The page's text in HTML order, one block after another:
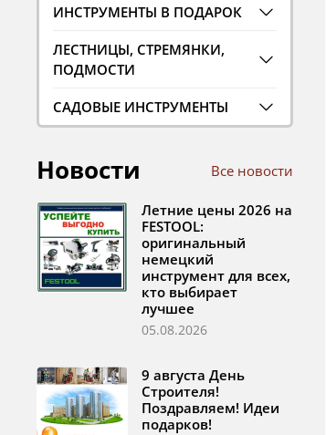
ИНСТРУМЕНТЫ В ПОДАРОК
ЛЕСТНИЦЫ, СТРЕМЯНКИ,
ПОДМОСТИ
САДОВЫЕ ИНСТРУМЕНТЫ
Новости Все новости
Летние цены 2026 на
FESTOOL:
оригинальный
немецкий
инструмент для всех,
кто выбирает
лучшее
05.08.2026
9 августа День
Строителя!
Поздравляем! Идеи
подарков!